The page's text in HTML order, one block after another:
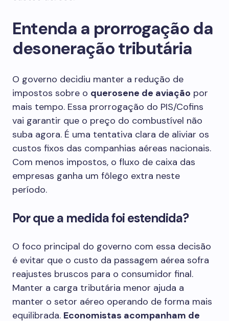
Entenda a prorrogação da
desoneração tributária
O governo decidiu manter a redução de
impostos sobre o querosene de aviação por
mais tempo. Essa prorrogação do PIS/Cofins
vai garantir que o preço do combustível não
suba agora. É uma tentativa clara de aliviar os
custos fixos das companhias aéreas nacionais.
Com menos impostos, o fluxo de caixa das
empresas ganha um fôlego extra neste
período.
Por que a medida foi estendida?
O foco principal do governo com essa decisão
é evitar que o custo da passagem aérea sofra
reajustes bruscos para o consumidor final.
Manter a carga tributária menor ajuda a
manter o setor aéreo operando de forma mais
equilibrada. Economistas acompanham de